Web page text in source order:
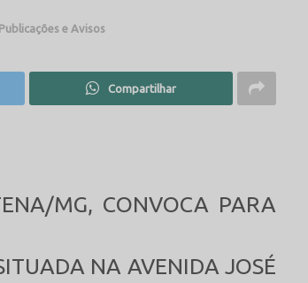
Publicações e Avisos
Compartilhar
MG, CONVOCA PARA
NA AVENIDA JOSÉ